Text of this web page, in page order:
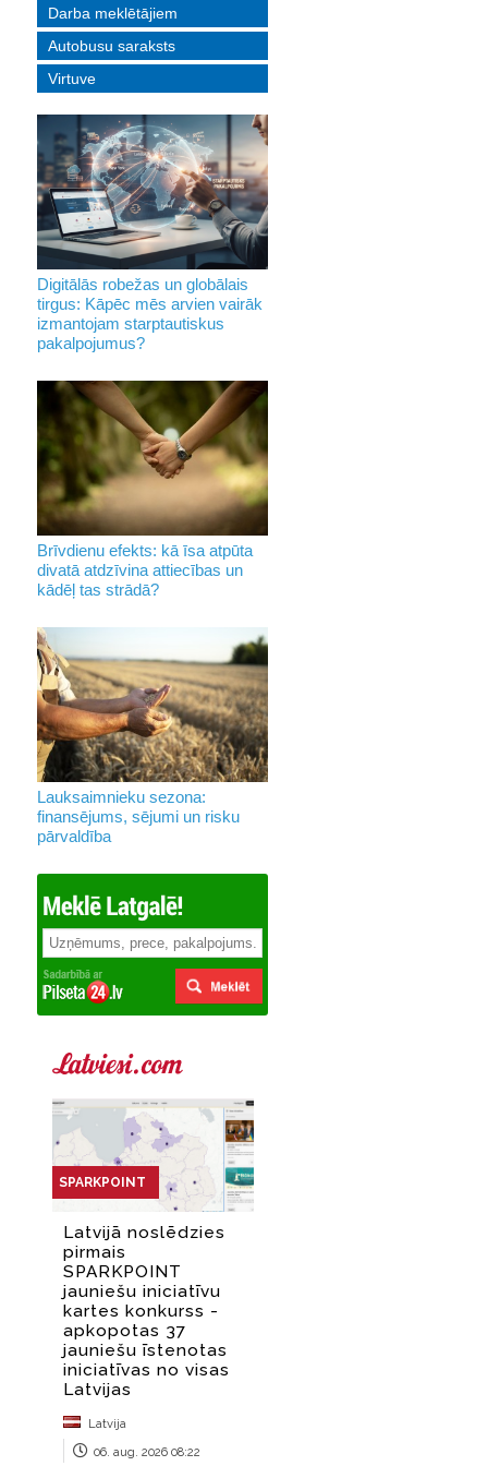
Darba meklētājiem
Autobusu saraksts
Virtuve
Digitālās robežas un globālais
tirgus: Kāpēc mēs arvien vairāk
izmantojam starptautiskus
pakalpojumus?
Brīvdienu efekts: kā īsa atpūta
divatā atdzīvina attiecības un
kādēļ tas strādā?
Lauksaimnieku sezona:
finansējums, sējumi un risku
pārvaldība